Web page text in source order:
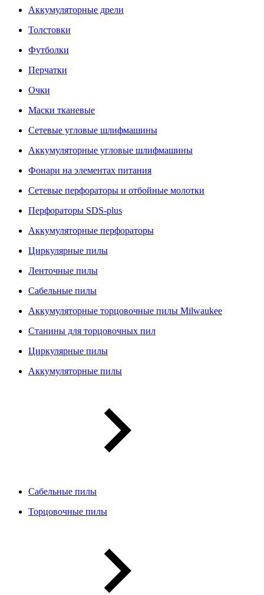
Аккумуляторные дрели
Толстовки
Футболки
Перчатки
Очки
Маски тканевые
Сетевые угловые шлифмашины
Аккумуляторные угловые шлифмашины
Фонари на элементах питания
Сетевые перфораторы и отбойные молотки
Перфораторы SDS-plus
Аккумуляторные перфораторы
Циркулярные пилы
Ленточные пилы
Сабельные пилы
Аккумуляторные торцовочные пилы Milwaukee
Станины для торцовочных пил
Циркулярные пилы
Аккумуляторные пилы
Сабельные пилы
Торцовочные пилы